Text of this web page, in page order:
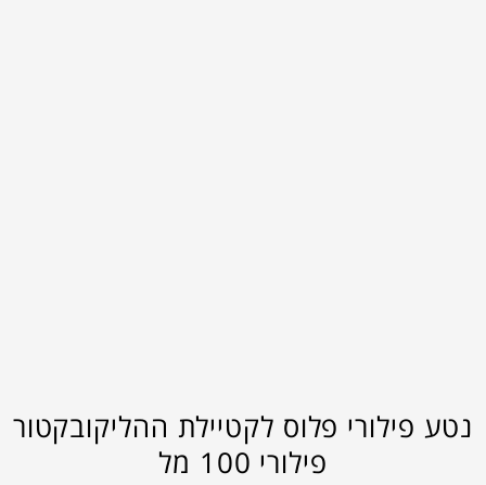
נטע פילורי פלוס לקטיילת ההליקובקטור
פילורי 100 מל